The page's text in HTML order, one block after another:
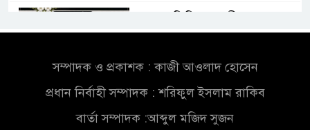
খালেকের ইন্তেকাল
অগ্রযাত্রায় নতুন অধ্যায়
সম্পাদক ও প্রকাশক : কাজী আওলাদ হোসেন
প্রধান নির্বাহী সম্পাদক : শরিফুল ইসলাম রাকিব
বার্তা সম্পাদক :আব্দুল মজিদ সুজন